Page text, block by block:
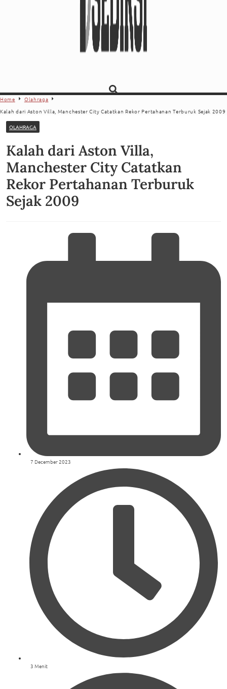
Home
Olahraga
Kalah dari Aston Villa, Manchester City Catatkan Rekor Pertahanan Terburuk Sejak 2009
OLAHRAGA
Kalah dari Aston Villa,
Manchester City Catatkan
Rekor Pertahanan Terburuk
Sejak 2009
7 December 2023
3 Menit